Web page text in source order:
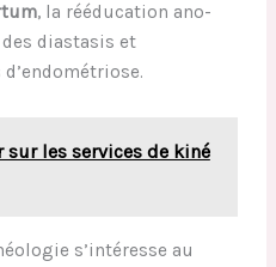
, la rééducation ano-
diastasis et
d’endométriose.
sur les services de kiné
s’intéresse au